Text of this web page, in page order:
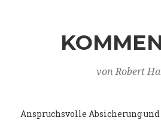
von Robert
Anspruchsvolle Absicherung